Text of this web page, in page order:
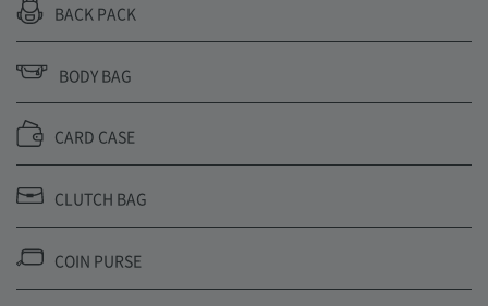
BACK PACK
BODY BAG
CARD CASE
CLUTCH BAG
COIN PURSE